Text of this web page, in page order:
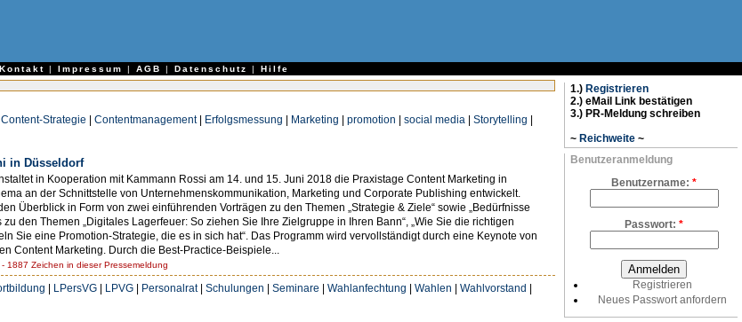
Kontakt | Impressum | AGB | Datenschutz | Hilfe
Content-Strategie | Contentmanagement| Erfolgsmessung | Marketing | promotion | social media | Storytelling |
in Düsseldorf
in Kooperation mit Kammann Rossi am 14. und 15. Juni 2018 die Praxistage Content Marketing in
an der Schnittstelle von Unternehmenskommunikation, Marketing und Corporate Publishing entwickelt.
Überblick in Form von zwei einführenden Vorträgen zu den Themen „Strategie & Ziele“ sowie „Bedürfnisse
den Themen „Digitales Lagerfeuer: So ziehen Sie Ihre Zielgruppe in Ihren Bann“, „Wie Sie die richtigen
Sie eine Promotion-Strategie, die es in sich hat“. Das Programm wird vervollständigt durch eine Keynote von
Content Marketing. Durch die Best-Practice-Beispiele...
1887 Zeichen in dieser Pressemeldung
| LPersVG | LPVG | Personalrat| Schulungen | Seminare | Wahlanfechtung | Wahlen | Wahlvorstand |
1.) Registrieren
2.) eMail Link bestätigen
3.) PR-Meldung schreiben
~ Reichweite ~
Benutzeranmeldung
Benutzername: *
Passwort: *
Registrieren
Neues Passwort anfordern